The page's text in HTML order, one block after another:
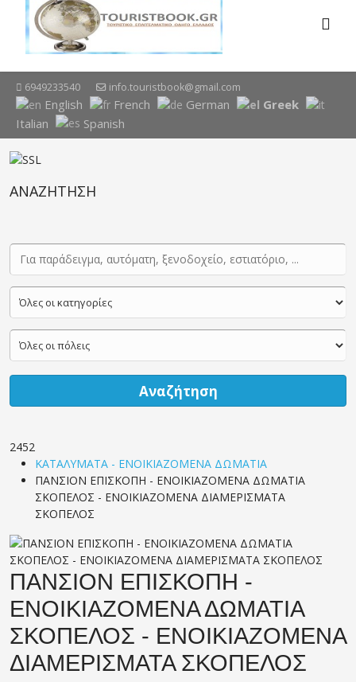
6949233540 info.touristbook@gmail.com
English French German
Greek
Italian
Spanish
ΑΝΑΖΗΤΗΣΗ
Αναζήτηση
2452
ΚΑΤΑΛΥΜΑΤΑ - ΕΝΟΙΚΙΑΖΟΜΕΝΑ ΔΩΜΑΤΙΑ
ΠΑΝΣΙΟΝ ΕΠΙΣΚΟΠΗ - ΕΝΟΙΚΙΑΖΟΜΕΝΑ ΔΩΜΑΤΙΑ
ΣΚΟΠΕΛΟΣ - ΕΝΟΙΚΙΑΖΟΜΕΝΑ ΔΙΑΜΕΡΙΣΜΑΤΑ
ΣΚΟΠΕΛΟΣ
ΠΑΝΣΙΟΝ ΕΠΙΣΚΟΠΗ -
ΕΝΟΙΚΙΑΖΟΜΕΝΑ ΔΩΜΑΤΙΑ
ΣΚΟΠΕΛΟΣ - ΕΝΟΙΚΙΑΖΟΜΕΝΑ
ΔΙΑΜΕΡΙΣΜΑΤΑ ΣΚΟΠΕΛΟΣ